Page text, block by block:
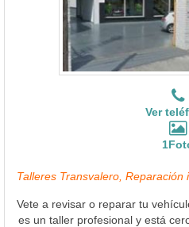
Ver
Talleres Transvalero, Reparación
Vete a revisar o reparar tu
es un taller profesional y está